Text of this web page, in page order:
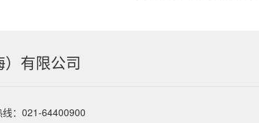
有限公司
：021-64400900